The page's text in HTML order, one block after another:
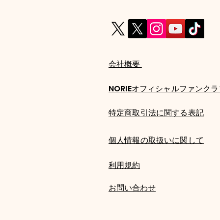
【第2弾発表】2026年10月
31日(土)「NORIE 3周年記念
ライブ 〜3rd
行スタート！
会社概要
NORIEオフィシャルファンク
特定商取引法に関する表記
個人情報の取扱いに関して
​利用規約
​お問い合わせ